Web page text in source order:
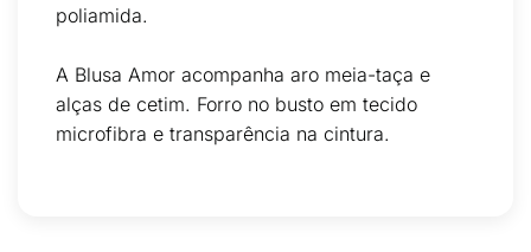
poliamida.
A Blusa Amor acompanha aro meia-taça e
alças de cetim. Forro no busto em tecido
microfibra e transparência na cintura.